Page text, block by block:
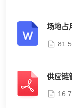
场地占
供应链